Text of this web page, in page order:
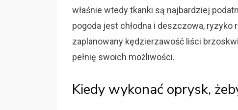
właśnie wtedy tkanki są najbardziej
pogoda jest chłodna i deszczowa, ryzyko
zaplanowany kędzierzawość liści
pełnię swoich możliwości.
Kiedy wykonać oprysk,